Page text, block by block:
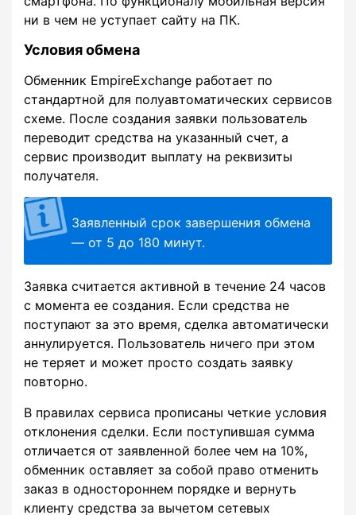
ни в чем не уступает сайту на ПК.
Условия обмена
Обменник EmpireExchange работает по
стандартной для полуавтоматических сервисов
схеме. После создания заявки пользователь
переводит средства на указанный счет, а
сервис производит выплату на реквизиты
получателя.
Заявленный срок завершения обмена
— от 5 до 180 минут.
Заявка считается активной в течение 24 часов
с момента ее создания. Если средства не
поступают за это время, сделка автоматически
аннулируется. Пользователь ничего при этом
не теряет и может просто создать заявку
повторно.
В правилах сервиса прописаны четкие условия
отклонения сделки. Если поступившая сумма
отличается от заявленной более чем на 10%,
обменник оставляет за собой право отменить
заказ в одностороннем порядке и вернуть
клиенту средства за вычетом сетевых